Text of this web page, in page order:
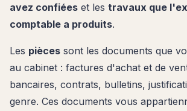
avez confiées et les travaux que
comptable a produits.
Les pièces sont les documents que
au cabinet : factures d'achat et de
bancaires, contrats, bulletins,
genre. Ces documents vous